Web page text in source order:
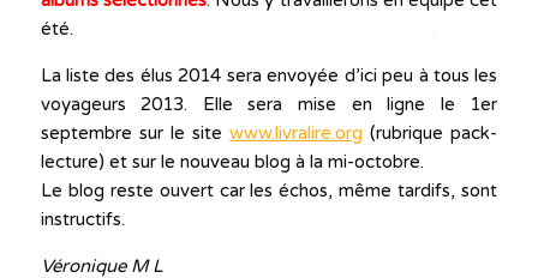
été.
La liste des élus 2014 sera envoyée d’ici peu à tous les
voyageurs 2013. Elle sera mise en ligne le 1er
septembre sur le sitewww.livralire.org (rubrique pack-
lecture) et sur le nouveau blog à la mi-octobre.
Le blog reste ouvert car les échos, même tardifs, sont
instructifs.
Véronique M L